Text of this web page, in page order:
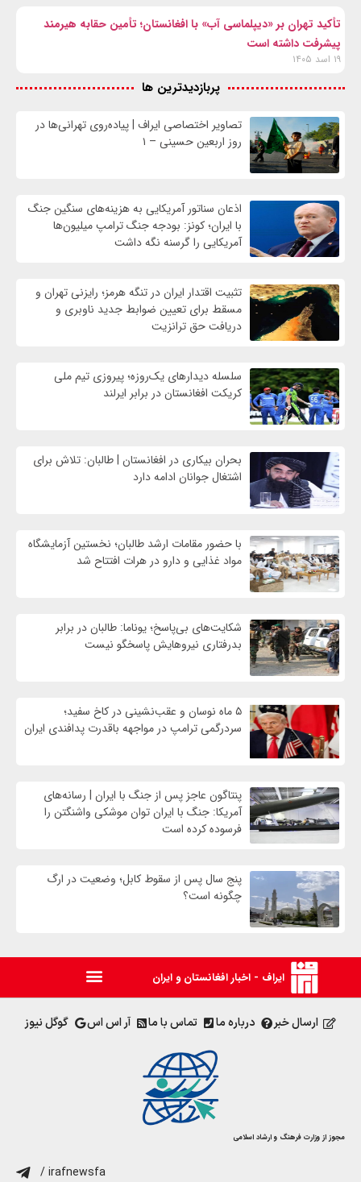
تأکید تهران بر «دیپلماسی آب» با افغانستان؛ تأمین حقابه هیرمند
پیشرفت داشته است
۱۹ اسد ۱۴۰۵
پربازدیدترین ها
تصاویر اختصاصی ایراف | پیاده‌روی تهرانی‌ها در
روز اربعین حسینی – ۱
اذعان سناتور آمریکایی به هزینه‌های سنگین جنگ
با ایران؛ کونز: بودجه جنگ ترامپ میلیون‌ها
آمریکایی را گرسنه نگه داشت
تثبیت اقتدار ایران در تنگه هرمز؛ رایزنی تهران و
مسقط برای تعیین ضوابط جدید ناوبری و
دریافت حق ترانزیت
سلسله دیدارهای یک‌روزه؛ پیروزی تیم ملی
کریکت افغانستان در برابر ایرلند
بحران بیکاری در افغانستان | طالبان: تلاش برای
اشتغال جوانان ادامه دارد
با حضور مقامات ارشد طالبان؛ نخستین آزمایشگاه
مواد غذایی و دارو در هرات افتتاح شد
شکایت‌های بی‌پاسخ؛ یوناما: طالبان در برابر
بدرفتاری نیروهایش پاسخگو نیست
۵ ماه نوسان و عقب‌نشینی در کاخ سفید؛
سردرگمی ترامپ در مواجهه باقدرت پدافندی ایران
پنتاگون عاجز پس از جنگ با ایران | رسانه‌های
آمریکا: جنگ با ایران توان موشکی واشنگتن را
فرسوده کرده است
پنج سال پس از سقوط کابل؛ وضعیت در ارگ
چگونه است؟
ایراف - اخبار افغانستان و ایران
ارسال خبر درباره ما تماس با ما آر اس اس گوگل نیوز
مجوز از وزارت فرهنگ و ارشاد اسلامی
/ irafnewsfa